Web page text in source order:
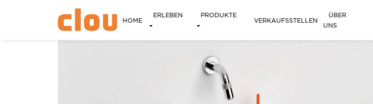
HOME
ERLEBEN PRODUKTE
VERKAUFSSTELLEN
ÜBER
UNS